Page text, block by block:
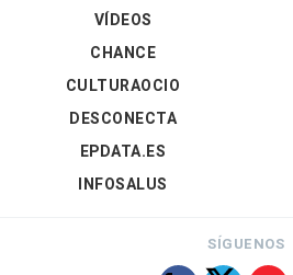
VÍDEOS
CHANCE
CULTURAOCIO
DESCONECTA
EPDATA.ES
INFOSALUS
SÍGUENOS